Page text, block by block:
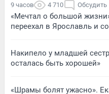
9 часов 4 710 Обсудить
«Мечтал о большой
переехал в Ярославль и
Накипело у младшей
осталась быть хорошей»
«Шрамы болят ужасно».